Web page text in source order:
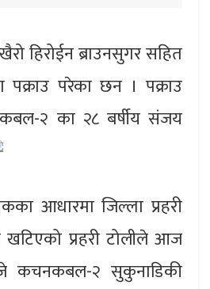
हिरोईन ब्राउनसुगर सहित
परेका छन । पक्राउ
२ का २८ बर्षीय संजय
आधारमा जिल्ला प्रहरी
खटिएको प्रहरी टोलीले आज
कचनकबल-२ सुकुनाडिकी